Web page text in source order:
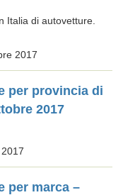
Italia di autovetture.
2017
per provincia di
2017
per marca –